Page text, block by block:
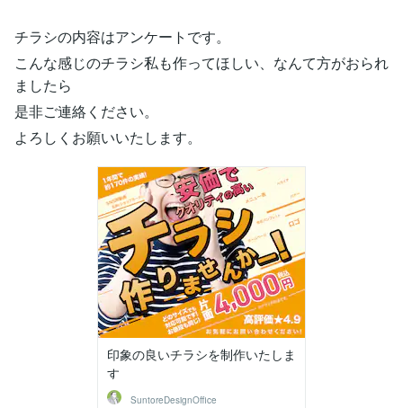
チラシの内容はアンケートです。
こんな感じのチラシ私も作ってほしい、なんて方がおられ
ましたら
是非ご連絡ください。
よろしくお願いいたします。
印象の良いチラシを制作いたしま
す
SuntoreDesignOffice